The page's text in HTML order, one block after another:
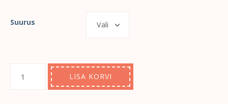
Suurus
LISA KORVI